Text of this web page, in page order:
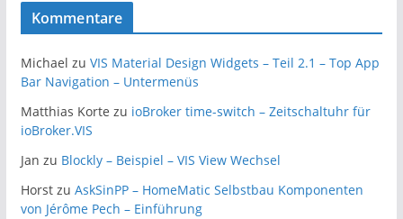
Kommentare
Michael zu VIS Material Design Widgets – Teil 2.1 – Top App
Bar Navigation – Untermenüs
Matthias Korte zu ioBroker time-switch – Zeitschaltuhr für
ioBroker.VIS
Jan zu Blockly – Beispiel – VIS View Wechsel
Horstzu AskSinPP – HomeMatic Selbstbau Komponenten
von Jérôme Pech – Einführung